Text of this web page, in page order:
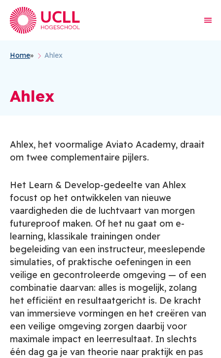
Kruimelpad
Home Ahlex
Ahlex
Ahlex, het voormalige Aviato Academy, draait
om twee complementaire pijlers.
Het Learn & Develop-gedeelte van Ahlex
focust op het ontwikkelen van nieuwe
vaardigheden die de luchtvaart van morgen
futureproof maken. Of het nu gaat om e-
learning, klassikale trainingen onder
begeleiding van een instructeur, meeslepende
simulaties, of praktische oefeningen in een
veilige en gecontroleerde omgeving — of een
combinatie daarvan: alles is mogelijk, zolang
het efficiënt en resultaatgericht is. De kracht
van immersieve vormingen en het creëren van
een veilige omgeving zorgen daarbij voor
maximale impact en leerresultaat. In slechts
één dag ga je van theorie naar praktijk en pas